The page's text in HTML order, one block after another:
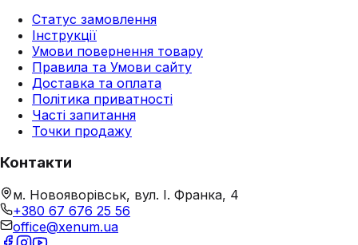
Статус замовлення
Інструкції
Умови повернення товару
Правила та Умови сайту
Доставка та оплата
Політика приватності
Часті запитання
Точки продажу
Контакти
м. Новояворівськ, вул. І. Франка, 4
+380 67 676 25 56
office@xenum.ua